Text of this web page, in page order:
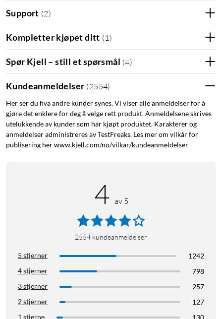
Support (2)
Kompletter kjøpet ditt (1 )
Spør Kjell – still et spørsmål (4)
Kundeanmeldelser (2554)
Her ser du hva andre kunder synes. Vi viser alle anmeldelser for å
gjøre det enklere for deg å velge rett produkt. Anmeldelsene skrives
utelukkende av kunder som har kjøpt produktet. Karakterer og
anmeldelser administreres av TestFreaks. Les mer om vilkår for
publisering her www.kjell.com/no/vilkar/kundeanmeldelser
4 av 5
2554 kundeanmeldelser
5 stjerner
1242
4 stjerner
798
3 stjerner
257
2 stjerner
127
1 stjerne